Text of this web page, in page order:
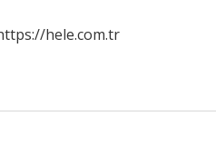
hele.com.tr